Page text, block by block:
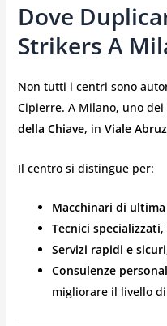
Dove
Strikers A
Non tutti i centri sono
Cipierre. A Milano, uno
della Chiave, in Viale
Il centro si distingue per:
Macchinari di
Tecnici specializzati
Servizi rapidi e sicuri
Consulenze
migliorare il livello